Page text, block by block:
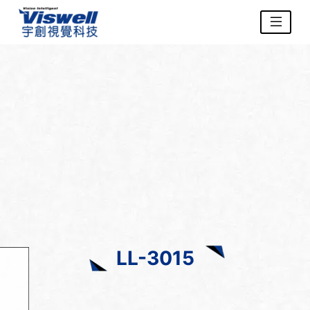
LL-3015